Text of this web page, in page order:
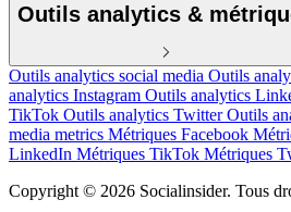
Outils analytics &
Outils analytics social media Outils
analytics Instagram Outils analytics
TikTok Outils analytics TwitterOutils
media metrics Métriques Facebook
LinkedIn Métriques TikTok Métriques
Copyright © 2026 Socialinsider. Tous